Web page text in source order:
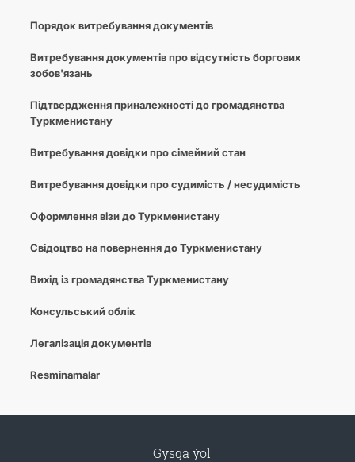
Порядок витребування документів
Витребування документів про відсутність боргових
зобов'язань
Підтвердження приналежності до громадянства
Туркменистану
Витребування довідки про сімейний стан
Витребування довідки про судимість / несудимість
Оформлення візи до Туркменистану
Свідоцтво на повернення до Туркменистану
Вихід із громадянства Туркменистану
Консульський облік
Легалізація документів
Resminamalar
Gysga ýol